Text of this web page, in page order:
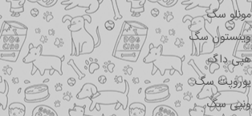
مونلو سگ
وینستون سگ
هپی داگ
یوروپت سگ
ونپی سگ